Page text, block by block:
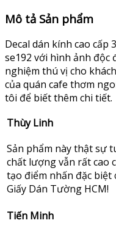
Mô tả Sản phẩm
Decal dán kính cao cấp
se192 với hình ảnh độc
nghiệm thú vị cho
của quán cafe thơm
tôi để biết thêm chi tiết.
Thùy Linh
Sản phẩm này thật sự
chất lượng vẫn rất cao
tạo điểm nhấn đặc biệt
Giấy Dán Tường HCM!
Tiến Minh